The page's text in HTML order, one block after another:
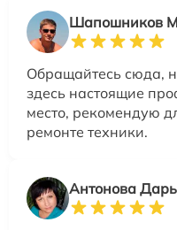
Шапошников
Обращайтесь сюда,
здесь настоящие
место, рекомендую
ремонте техники.
Антонова